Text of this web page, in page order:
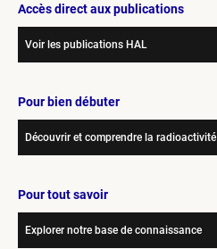
Accès direct aux publications
Voir les publications HAL
Pour bien débuter
Découvrir et comprendre la radioactivité
Pour tout savoir
Explorer notre base de connaissance